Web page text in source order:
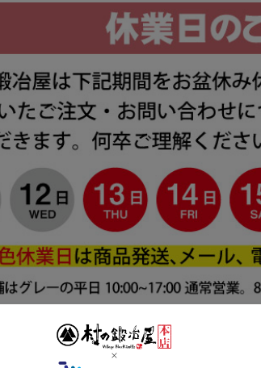
楽部)リム フロー ヨガ マット 12mm IMC-